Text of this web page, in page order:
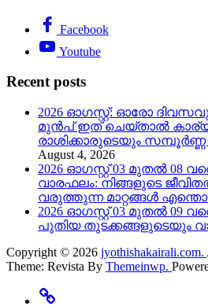
Facebook
Youtube
Recent posts
2026 ഓഗസ്റ്റ്: ഓരോ
മുൻപ് ഇത് ചെയ്താൽ
രാശിക്കാരുടെയും
August 4, 2026
2026 ഓഗസ്റ്റ് 03 മുതൽ 08
വാരഫലം: നിങ്ങളുടെ
വരുത്തുന്ന മാറ്റങ്ങൾ
2026 ഓഗസ്റ്റ് 03 മുതൽ 09
പുതിയ തുടക്കങ്ങളുടെയും
Copyright © 2026 jyothishakairali.com.
Theme: Revista By Themeinwp.
Home